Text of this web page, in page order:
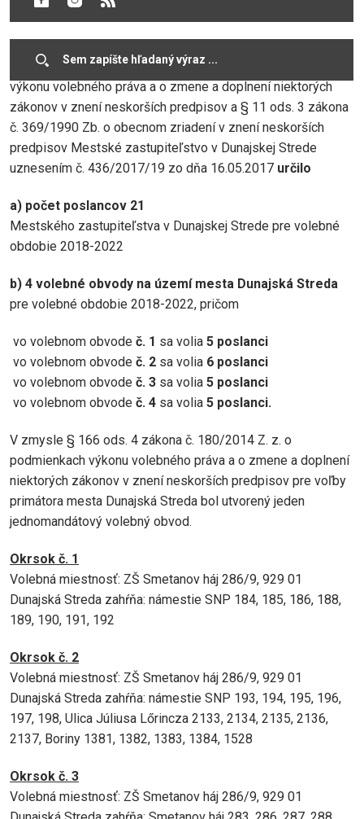
volebnom okrsku môžete hlasovať Vy!
V zmysle § 166 zákona č. 180/2014 Z.z. o podmienkach
výkonu volebného práva a o zmene a doplnení niektorých
zákonov v znení neskorších predpisov a § 11 ods. 3 zákona
č. 369/1990 Zb. o obecnom zriadení v znení neskorších
predpisov Mestské zastupiteľstvo v Dunajskej Strede
uznesením č. 436/2017/19 zo dňa 16.05.2017 určilo
a) počet poslancov 21
Mestského zastupiteľstva v Dunajskej Strede pre volebné
obdobie 2018-2022
b) 4 volebné obvody na území mesta Dunajská Streda
pre volebné obdobie 2018-2022, pričom
vo volebnom obvode č. 1 sa volia 5 poslanci
vo volebnom obvode č. 2 sa volia 6 poslanci
vo volebnom obvode č. 3 sa volia 5 poslanci
vo volebnom obvode č. 4 sa volia 5 poslanci.
V zmysle § 166 ods. 4 zákona č. 180/2014 Z. z. o
podmienkach výkonu volebného práva a o zmene a doplnení
niektorých zákonov v znení neskorších predpisov pre voľby
primátora mesta Dunajská Streda bol utvorený jeden
jednomandátový volebný obvod.
Okrsok č. 1
Volebná miestnosť: ZŠ Smetanov háj 286/9, 929 01
Dunajská Streda zahŕňa: námestie SNP 184, 185, 186, 188,
189, 190, 191, 192
Okrsok č. 2
Volebná miestnosť: ZŠ Smetanov háj 286/9, 929 01
Dunajská Streda zahŕňa: námestie SNP 193, 194, 195, 196,
197, 198, Ulica Júliusa Lőrincza 2133, 2134, 2135, 2136,
2137, Boriny 1381, 1382, 1383, 1384, 1528
Okrsok č. 3
Volebná miestnosť: ZŠ Smetanov háj 286/9, 929 01